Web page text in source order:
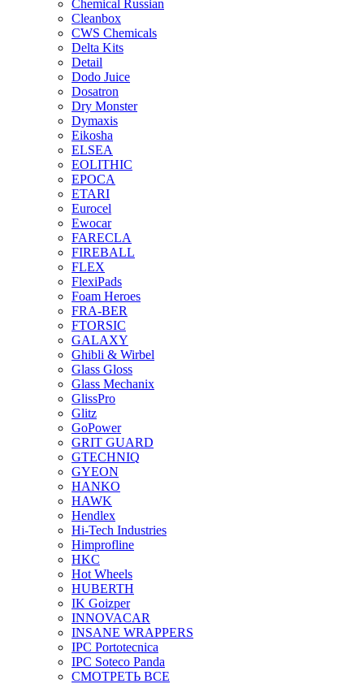
Chemical Russian
Cleanbox
CWS Chemicals
Delta Kits
Detail
Dodo Juice
Dosatron
Dry Monster
Dymaxis
Eikosha
ELSEA
EOLITHIC
EPOCA
ETARI
Eurocel
Ewocar
FARECLA
FIREBALL
FLEX
FlexiPads
Foam Heroes
FRA-BER
FTORSIC
GALAXY
Ghibli & Wirbel
Glass Gloss
Glass Mechanix
GlissPro
Glitz
GoPower
GRIT GUARD
GTECHNIQ
GYEON
HANKO
HAWK
Hendlex
Hi-Tech Industries
Himprofline
HKC
Hot Wheels
HUBERTH
IK Goizper
INNOVACAR
INSANE WRAPPERS
IPC Portotecnica
IPC Soteco Panda
СМОТРЕТЬ ВСЕ